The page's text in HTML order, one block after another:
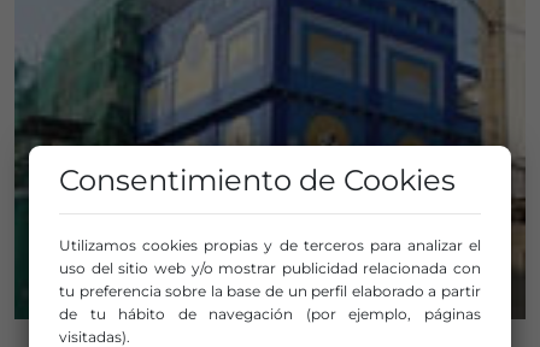
Consentimiento de Cookies
Utilizamos cookies propias y de terceros para analizar el
uso del sitio web y/o mostrar publicidad relacionada con
tu preferencia sobre la base de un perfil elaborado a partir
de tu hábito de navegación (por ejemplo, páginas
visitadas).